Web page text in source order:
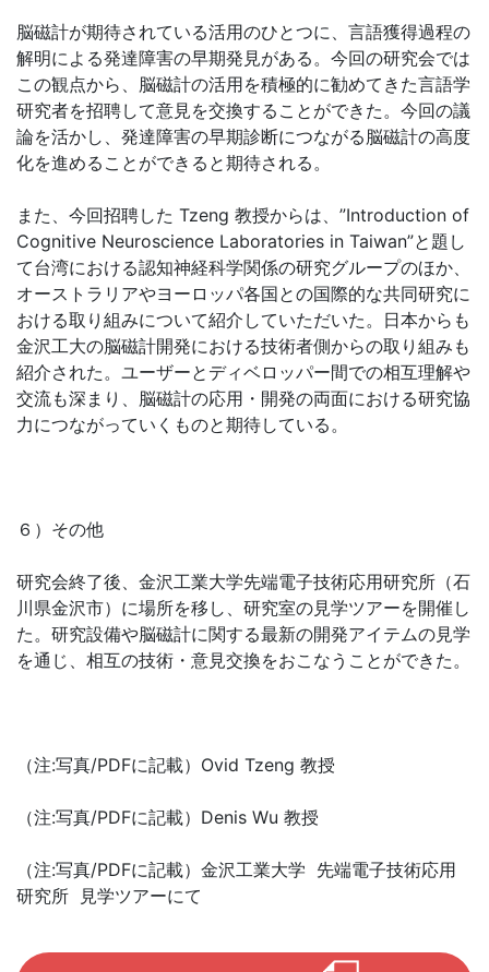
脳磁計が期待されている活用のひとつに、言語獲得過程の
解明による発達障害の早期発見がある。今回の研究会では
この観点から、脳磁計の活用を積極的に勧めてきた言語学
研究者を招聘して意見を交換することができた。今回の議
論を活かし、発達障害の早期診断につながる脳磁計の高度
化を進めることができると期待される。
また、今回招聘した Tzeng 教授からは、”Introduction of
Cognitive Neuroscience Laboratories in Taiwan”と題し
て台湾における認知神経科学関係の研究グループのほか、
オーストラリアやヨーロッパ各国との国際的な共同研究に
おける取り組みについて紹介していただいた。日本からも
金沢工大の脳磁計開発における技術者側からの取り組みも
紹介された。ユーザーとディベロッパー間での相互理解や
交流も深まり、脳磁計の応用・開発の両面における研究協
力につながっていくものと期待している。
６）その他
研究会終了後、金沢工業大学先端電子技術応用研究所（石
川県金沢市）に場所を移し、研究室の見学ツアーを開催し
た。研究設備や脳磁計に関する最新の開発アイテムの見学
を通じ、相互の技術・意見交換をおこなうことができた。
（注:写真/PDFに記載）Ovid Tzeng 教授
（注:写真/PDFに記載）Denis Wu 教授
（注:写真/PDFに記載）金沢工業大学 先端電子技術応用
研究所 見学ツアーにて